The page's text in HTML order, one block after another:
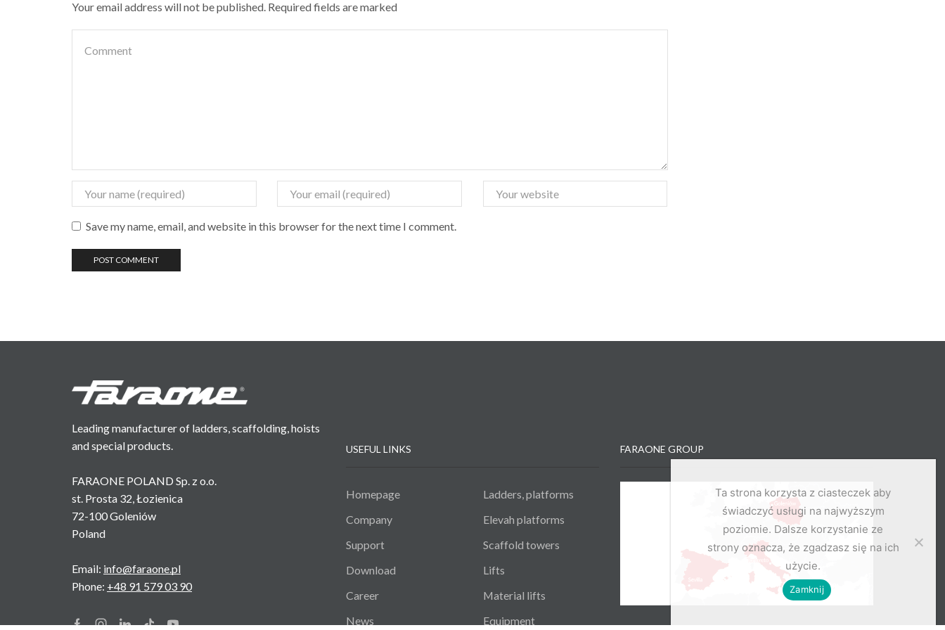
Your email address will not be published. Required fields are marked
Save my name, email, and website in this browser for the next time I comment.
Leading manufacturer of ladders, scaffolding, hoists
and special products.
FARAONE POLAND Sp. z o.o.
st. Prosta 32, Łozienica
72-100 Goleniów
Poland
Email: info@faraone.pl
Phone: +48 91 579 03 90
USEFUL LINKS
Homepage
Company
Support
Download
Career
News
Ladders, platforms
Elevah platforms
Scaffold towers
Lifts
Material lifts
Equipment
FARAONE GROUP
Ta strona korzysta z ciasteczek aby
świadczyć usługi na najwyższym
poziomie. Dalsze korzystanie ze
strony oznacza, że zgadzasz się na ich
użycie.
Zamknij